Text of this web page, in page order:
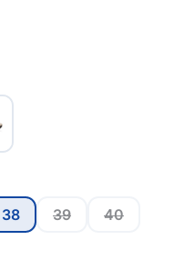
38 39 40